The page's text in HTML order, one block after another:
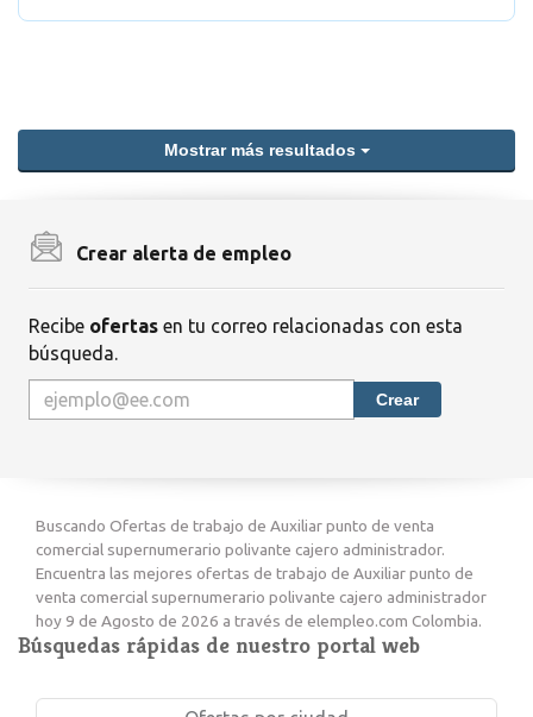
Mostrar más resultados
Crear alerta de empleo
Recibe ofertas en tu correo relacionadas con esta
búsqueda.
Crear
Buscando Ofertas de trabajo de Auxiliar punto de venta
comercial supernumerario polivante cajero administrador.
Encuentra las mejores ofertas de trabajo de Auxiliar punto de
venta comercial supernumerario polivante cajero administrador
hoy 9 de Agosto de 2026 a través de elempleo.com Colombia.
Búsquedas rápidas de nuestro portal web